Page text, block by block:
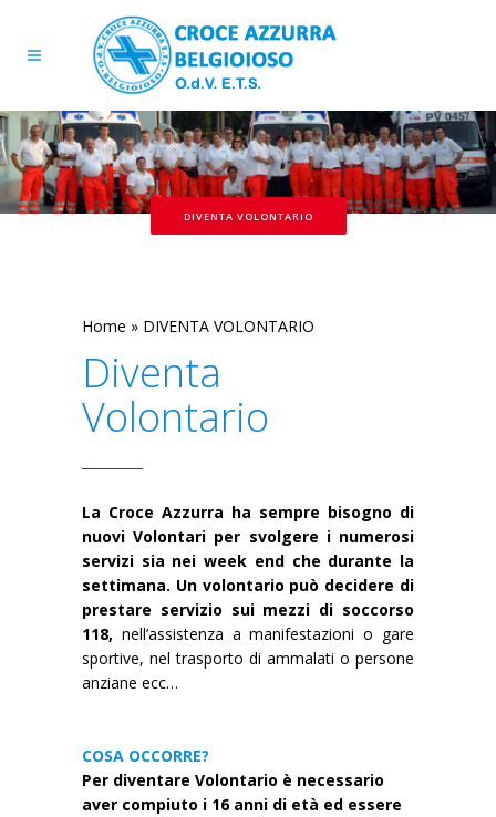
DIVENTA VOLONTARIO
Home » DIVENTA VOLONTARIO
Diventa
Volontario
La Croce Azzurra ha sempre bisogno di
nuovi Volontari per svolgere i numerosi
servizi sia nei week end che durante la
settimana. Un volontario può decidere di
prestare servizio sui mezzi di soccorso
118, nell’assistenza a manifestazioni o gare
sportive, nel trasporto di ammalati o persone
anziane ecc…
COSA OCCORRE?
Per diventare Volontario è necessario
aver compiuto i 16 anni di età ed essere